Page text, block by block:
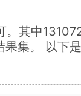
其中
集。 以下